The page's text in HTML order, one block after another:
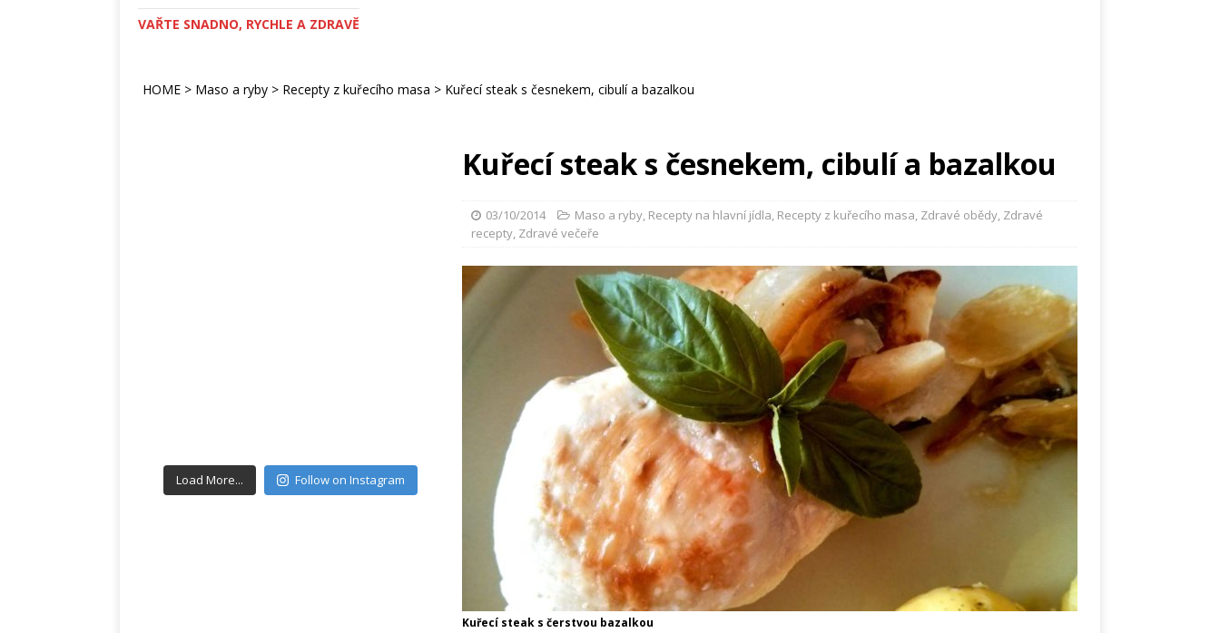
VAŘTE SNADNO, RYCHLE A ZDRAVĚ
HOME > Maso a ryby > Recepty z kuřecího masa > Kuřecí steak s česnekem, cibulí a bazalkou
Kuřecí steak s česnekem, cibulí a bazalkou
03/10/2014 Maso a ryby, Recepty na hlavní jídla, Recepty z kuřecího masa, Zdravé obědy, Zdravé
recepty, Zdravé večeře
Kuřecí steak s čerstvou bazalkou
Load More... Follow on Instagram